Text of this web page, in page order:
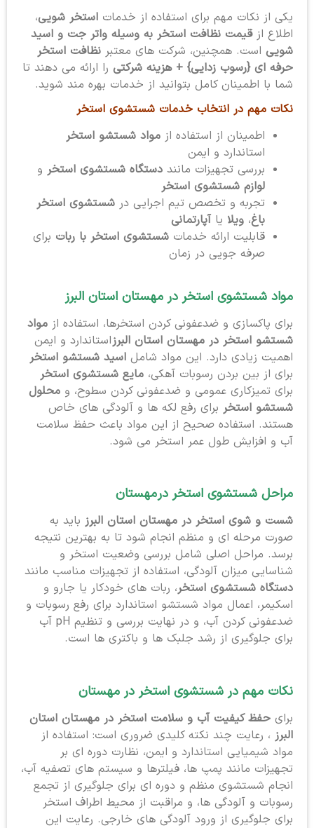
یکی از نکات مهم برای استفاده از خدمات استخر شویی،
اطلاع از قیمت نظافت استخر به وسیله واتر جت و اسید
شوییاست. همچنین، شرکت های معتبر نظافت استخر
حرفه ای {رسوب زدایی} + هزینه شرکتیرا ارائه می دهند تا
شما با اطمینان کامل بتوانید از خدمات بهره مند شوید.
نکات مهم در انتخاب خدمات شستشوی استخر
اطمینان از استفاده از مواد شستشو استخر
استاندارد و ایمن
بررسی تجهیزات مانند دستگاه شستشوی استخرو
لوازم شستشوی استخر
تجربه و تخصص تیم اجرایی در شستشوی استخر
باغ، ویلایا آپارتمانی
قابلیت ارائه خدمات شستشوی استخر با رباتبرای
صرفه جویی در زمان
مواد شستشوی استخر در مهستان استان البرز
برای پاکسازی و ضدعفونی کردن استخرها، استفاده از مواد
شستشو استخر در مهستان استان البرزاستاندارد و ایمن
اهمیت زیادی دارد. این مواد شامل اسید شستشو استخر
برای از بین بردن رسوبات آهکی، مایع شستشوی استخر
برای تمیزکاری عمومی و ضدعفونی کردن سطوح، و محلول
شستشو استخربرای رفع لکه ها و آلودگی های خاص
هستند. استفاده صحیح از این مواد باعث حفظ سلامت
آب و افزایش طول عمر استخر می شود.
مراحل شستشوی استخر درمهستان
شست و شوی استخر در مهستان استان البرزباید به
صورت مرحله ای و منظم انجام شود تا به بهترین نتیجه
برسد. مراحل اصلی شامل بررسی وضعیت استخر و
شناسایی میزان آلودگی، استفاده از تجهیزات مناسب مانند
دستگاه شستشوی استخر، ربات های خودکار یا جارو و
اسکیمر، اعمال مواد شستشو استاندارد برای رفع رسوبات و
ضدعفونی کردن آب، و در نهایت بررسی و تنظیم pH آب
برای جلوگیری از رشد جلبک ها و باکتری ها است.
نکات مهم در شستشوی استخر در مهستان
برای حفظ کیفیت آب و سلامت استخر در مهستان استان
البرز ، رعایت چند نکته کلیدی ضروری است: استفاده از
مواد شیمیایی استاندارد و ایمن، نظارت دوره ای بر
تجهیزات مانند پمپ ها، فیلترها و سیستم های تصفیه آب،
انجام شستشوی منظم و دوره ای برای جلوگیری از تجمع
رسوبات و آلودگی ها، و مراقبت از محیط اطراف استخر
برای جلوگیری از ورود آلودگی های خارجی. رعایت این